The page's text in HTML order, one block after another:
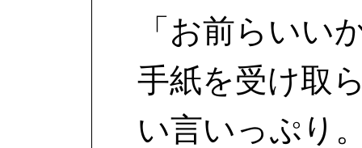
「お前らいい
手紙を受け取
い言いっぷり